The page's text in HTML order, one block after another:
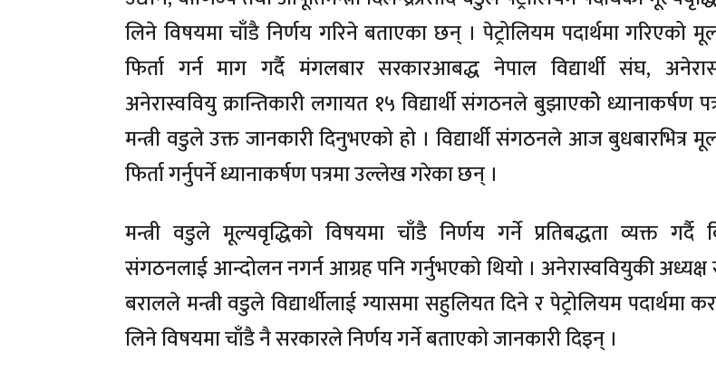
लिने विषयमा चाँडै निर्णय गरिने बताएका छन् । पेट्रोलियम पदार्थमा गरिएको
फिर्ता गर्न माग गर्दै मंगलबार सरकारआबद्ध नेपाल विद्यार्थी संघ,
अनेरास्ववियु क्रान्तिकारी लगायत १५ विद्यार्थी संगठनले बुझाएकोे ध्यानाकर्षण
मन्त्री वडुले उक्त जानकारी दिनुभएको हो । विद्यार्थी संगठनले आज बुधबारभित्र
फिर्ता गर्नुपर्ने ध्यानाकर्षण पत्रमा उल्लेख गरेका छन् ।
मन्त्री वडुले मूल्यवृद्धिको विषयमा चाँडै निर्णय गर्ने प्रतिबद्धता व्यक्त गर्दै
संगठनलाई आन्दोलन नगर्न आग्रह पनि गर्नुभएको थियो । अनेरास्ववियुकी अध्यक्ष
बरालले मन्त्री वडुले विद्यार्थीलाई ग्यासमा सहुलियत दिने र पेट्रोलियम पदार्थमा
लिने विषयमा चाँडै नै सरकारले निर्णय गर्ने बताएको जानकारी दिइन् ।